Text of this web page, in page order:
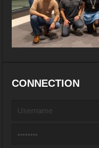
CONNECTION